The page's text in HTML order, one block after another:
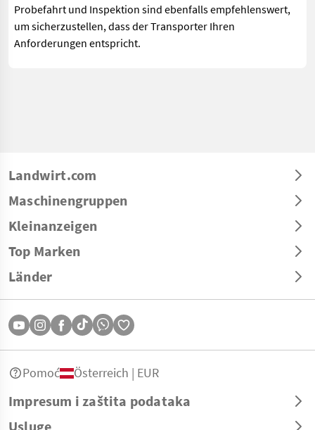
Probefahrt und Inspektion sind ebenfalls empfehlenswert,
um sicherzustellen, dass der Transporter Ihren
Anforderungen entspricht.
Landwirt.com
Maschinengruppen
Kleinanzeigen
Top Marken
Länder
Impresum i zaštita podataka
Usluge
Pomoć Österreich | EUR